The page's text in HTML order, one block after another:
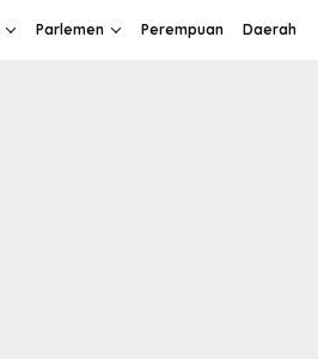
Parlemen Perempuan Daerah